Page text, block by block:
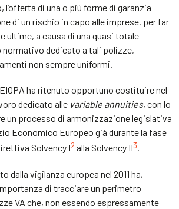
di una o più forme di garanzia
di un rischio in capo alle imprese, per far
ultime, a causa di una quasi totale
normativo dedicato a tali polizze,
non sempre uniformi.
ha ritenuto opportuno costituire nel
dedicato alle variable annuities, con lo
un processo di armonizzazione legislativa
Economico Europeo già durante la fase
Solvency I2 alla Solvency II3.
dalla vigilanza europea nel 2011 ha,
di tracciare un perimetro
VA che, non essendo espressamente